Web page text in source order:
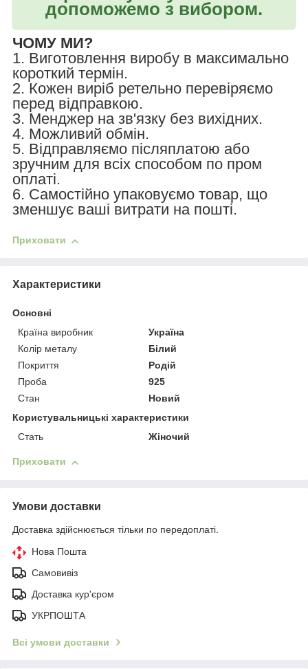
допоможемо з вибором.
ЧОМУ МИ?
1. Виготовлення виробу в максимально
короткий термін.
2. Кожен виріб ретельно перевіряємо
перед відправкою.
3. Менджер на зв'язку без вихідних.
4. Можливий обмін.
5. Відправляємо післяплатою або
зручним для всіх способом по пром
оплаті.
6. Самостійно упаковуємо товар, що
зменшує ваші витрати на пошті.
Приховати
Характеристики
Основні
Країна виробник
Україна
Колір металу
Білий
Покриття
Родій
Проба
925
Стан
Новий
Користувальницькі характеристики
Стать
Жіночий
Приховати
Умови доставки
Доставка здійснюється тільки по передоплаті.
Нова Пошта
Самовивіз
Доставка кур'єром
УКРПОШТА
Всі умови доставки